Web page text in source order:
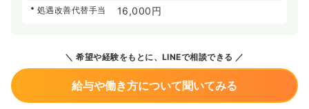
処遇改善代替手当 16,000円
希望や経験をもとに、LINEで相談できる
給与や働き方について聞いてみる